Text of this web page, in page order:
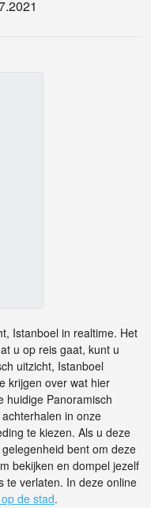
Istanboel in realtime. Het
u op reis gaat, kunt u
uitzicht, Istanboel
krijgen over wat hier
huidige Panoramisch
in onze
te kiezen. Als u deze
bent om deze
bekijken en dompel jezelf
te verlaten. In deze online
de stad.